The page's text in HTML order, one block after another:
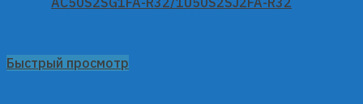
Быстрый просмотр